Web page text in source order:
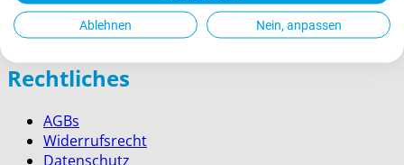
Kontakt
Service für Firmenkunden
Rechtliches
AGBs
Widerrufsrecht
Datenschutz
Ablehnen Nein, anpassen